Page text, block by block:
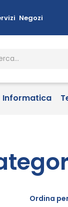
Negozi
Informatica
Ordina